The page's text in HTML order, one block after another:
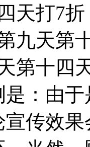
天打7
九天第
第十四
：由
传效